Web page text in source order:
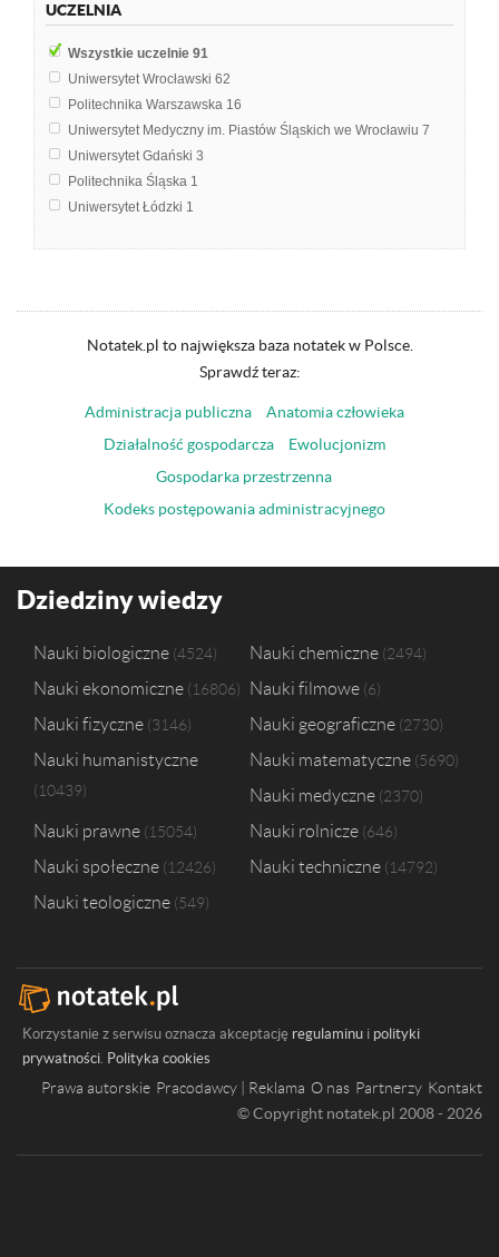
UCZELNIA
Wszystkie uczelnie 91
Uniwersytet Wrocławski 62
Politechnika Warszawska 16
Uniwersytet Medyczny im. Piastów Śląskich we Wrocławiu 7
Uniwersytet Gdański 3
Politechnika Śląska 1
Uniwersytet Łódzki 1
Notatek.pl to największa baza notatek w Polsce.
Sprawdź teraz:
Administracja publiczna
Anatomia człowieka
Działalność gospodarcza
Ewolucjonizm
Gospodarka przestrzenna
Kodeks postępowania administracyjnego
Dziedziny wiedzy
Nauki biologiczne 4524 Nauki chemiczne 2494
Nauki ekonomiczne 16806 Nauki filmowe 6
Nauki fizyczne 3146 Nauki geograficzne 2730
Nauki humanistyczne
10439
Nauki matematyczne 5690
Nauki medyczne 2370
Nauki prawne 15054 Nauki rolnicze 646
Nauki społeczne 12426 Nauki techniczne 14792
Nauki teologiczne 549
Korzystanie z serwisu oznacza akceptację regulaminu i polityki
prywatności. Polityka cookies
Prawa autorskie Pracodawcy | Reklama O nas Partnerzy Kontakt
© Copyright notatek.pl 2008 - 2026